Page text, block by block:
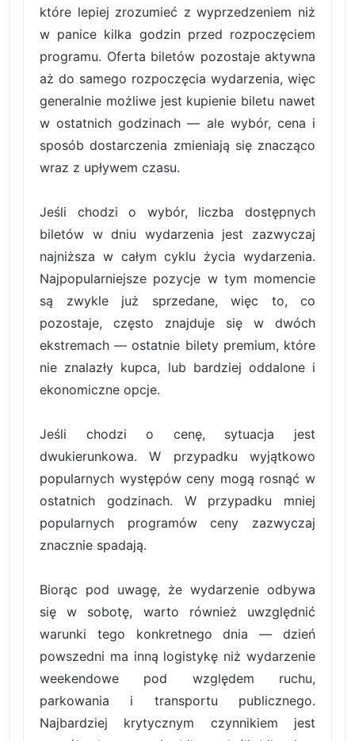
które lepiej zrozumieć z wyprzedzeniem niż
w panice kilka godzin przed rozpoczęciem
programu. Oferta biletów pozostaje aktywna
aż do samego rozpoczęcia wydarzenia, więc
generalnie możliwe jest kupienie biletu nawet
w ostatnich godzinach — ale wybór, cena i
sposób dostarczenia zmieniają się znacząco
wraz z upływem czasu.
Jeśli chodzi o wybór, liczba dostępnych
biletów w dniu wydarzenia jest zazwyczaj
najniższa w całym cyklu życia wydarzenia.
Najpopularniejsze pozycje w tym momencie
są zwykle już sprzedane, więc to, co
pozostaje, często znajduje się w dwóch
ekstremach — ostatnie bilety premium, które
nie znalazły kupca, lub bardziej oddalone i
ekonomiczne opcje.
Jeśli chodzi o cenę, sytuacja jest
dwukierunkowa. W przypadku wyjątkowo
popularnych występów ceny mogą rosnąć w
ostatnich godzinach. W przypadku mniej
popularnych programów ceny zazwyczaj
znacznie spadają.
Biorąc pod uwagę, że wydarzenie odbywa
się w sobotę, warto również uwzględnić
warunki tego konkretnego dnia — dzień
powszedni ma inną logistykę niż wydarzenie
weekendowe pod względem ruchu,
parkowania i transportu publicznego.
Najbardziej krytycznym czynnikiem jest